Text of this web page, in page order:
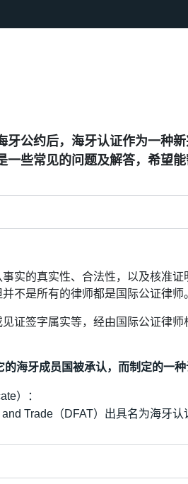
公约后，海牙认证作为一种
些常见的问题及解答，希望能
实的真实性、合法性，以及核准
不是所有的律师都是国际公证律师。
证签字属实等，经由国际公证律
海牙成员国被承认，而制定的一种
）：
Trade（DFAT）出具名为海牙认